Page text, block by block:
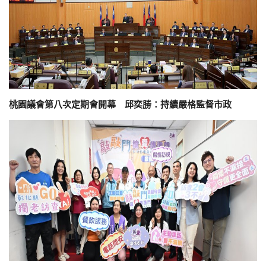
桃園議會第八次定期會開幕 邱奕勝：持續嚴格監督市政